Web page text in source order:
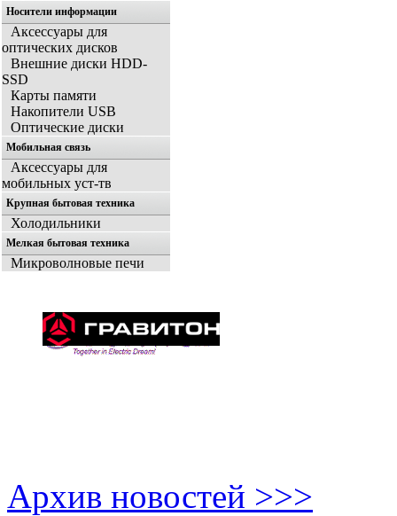
Носители информации
Аксессуары для
оптических дисков
Внешние диски HDD-
SSD
Карты памяти
Накопители USB
Оптические диски
Мобильная связь
Аксессуары для
мобильных уст-тв
Крупная бытовая техника
Холодильники
Мелкая бытовая техника
Микроволновые печи
Архив новостей >>>